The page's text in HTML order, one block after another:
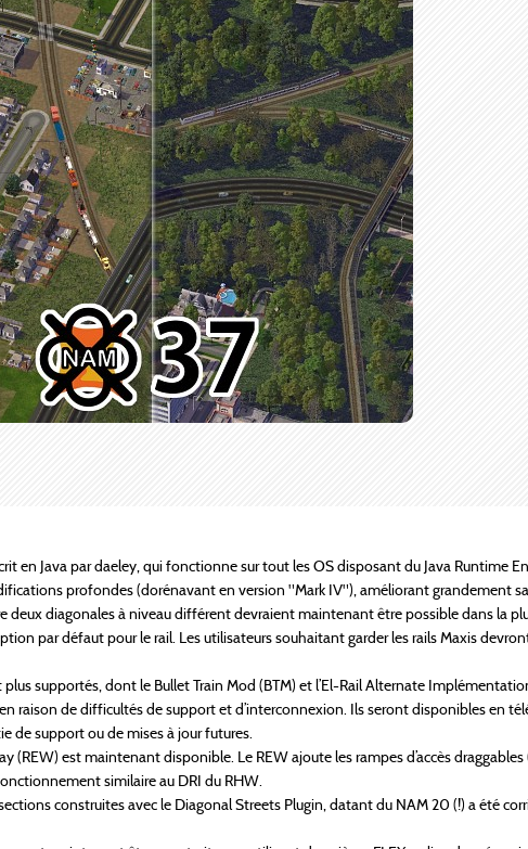
en Java par daeley, qui fonctionne sur tout les OS disposant du Java Runtime
profondes (dorénavant en version "Mark IV"), améliorant grandement
deux diagonales à niveau différent devraient maintenant être possible dans la
par défaut pour le rail. Les utilisateurs souhaitant garder les rails Maxis
supportés, dont le Bullet Train Mod (BTM) et l’El-Rail Alternate
raison de difficultés de support et d’interconnexion. Ils seront disponibles en
de support ou de mises à jour futures.
(REW) est maintenant disponible. Le REW ajoute les rampes d’accès
similaire au DRI du RHW.
construites avec le Diagonal Streets Plugin, datant du NAM 20 (!) a été